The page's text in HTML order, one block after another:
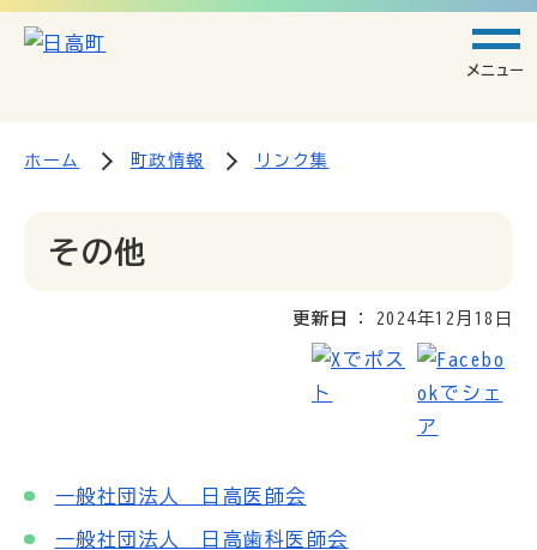
メニュー
ホーム 町政情報 リンク集
その他
更新日 2024年12月18日
一般社団法人 日高医師会
一般社団法人 日高歯科医師会